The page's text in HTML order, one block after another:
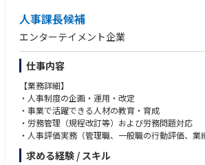
き、業務に慣れて頂いた後は、プロジェクトのチ
名のメンバーを率いてプロジェクトを遂行頂くこ
・内部監査の実施
・内部監査の企画等の実施
・内部統制評価（SOX評価）の実施
・各種オフサイトモニタリングの実施
・臨時監査（ヘルプライン等内部通報対応など）
・その他 上記に関連するアドミ業務等
・企業価値向上のための新しい改善提案を積極的
・責任感を持って業務に臨む姿勢がある方
人事課長候補
エンターテイメント企業
仕事内容
【業務詳細】
・人事制度の企画・運用・改定
・事業で活躍できる人材の教育・育成
・労務管理（規程改訂等）および労務問題対応
・人事評価実務（管理職、一般職の行動評価、業
・予算立案、管理
求める経験 / スキル